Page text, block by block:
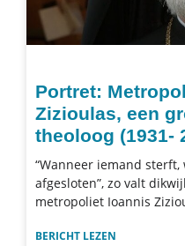
Portret:
Zizioulas, een
theoloog (1931-
“Wanneer iemand
afgesloten”, zo valt
metropoliet Ioannis
BERICHT LEZEN